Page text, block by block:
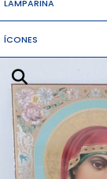
LAMPARINA
ÍCONES
MÉDIO
PEQUENOS
GRANDES